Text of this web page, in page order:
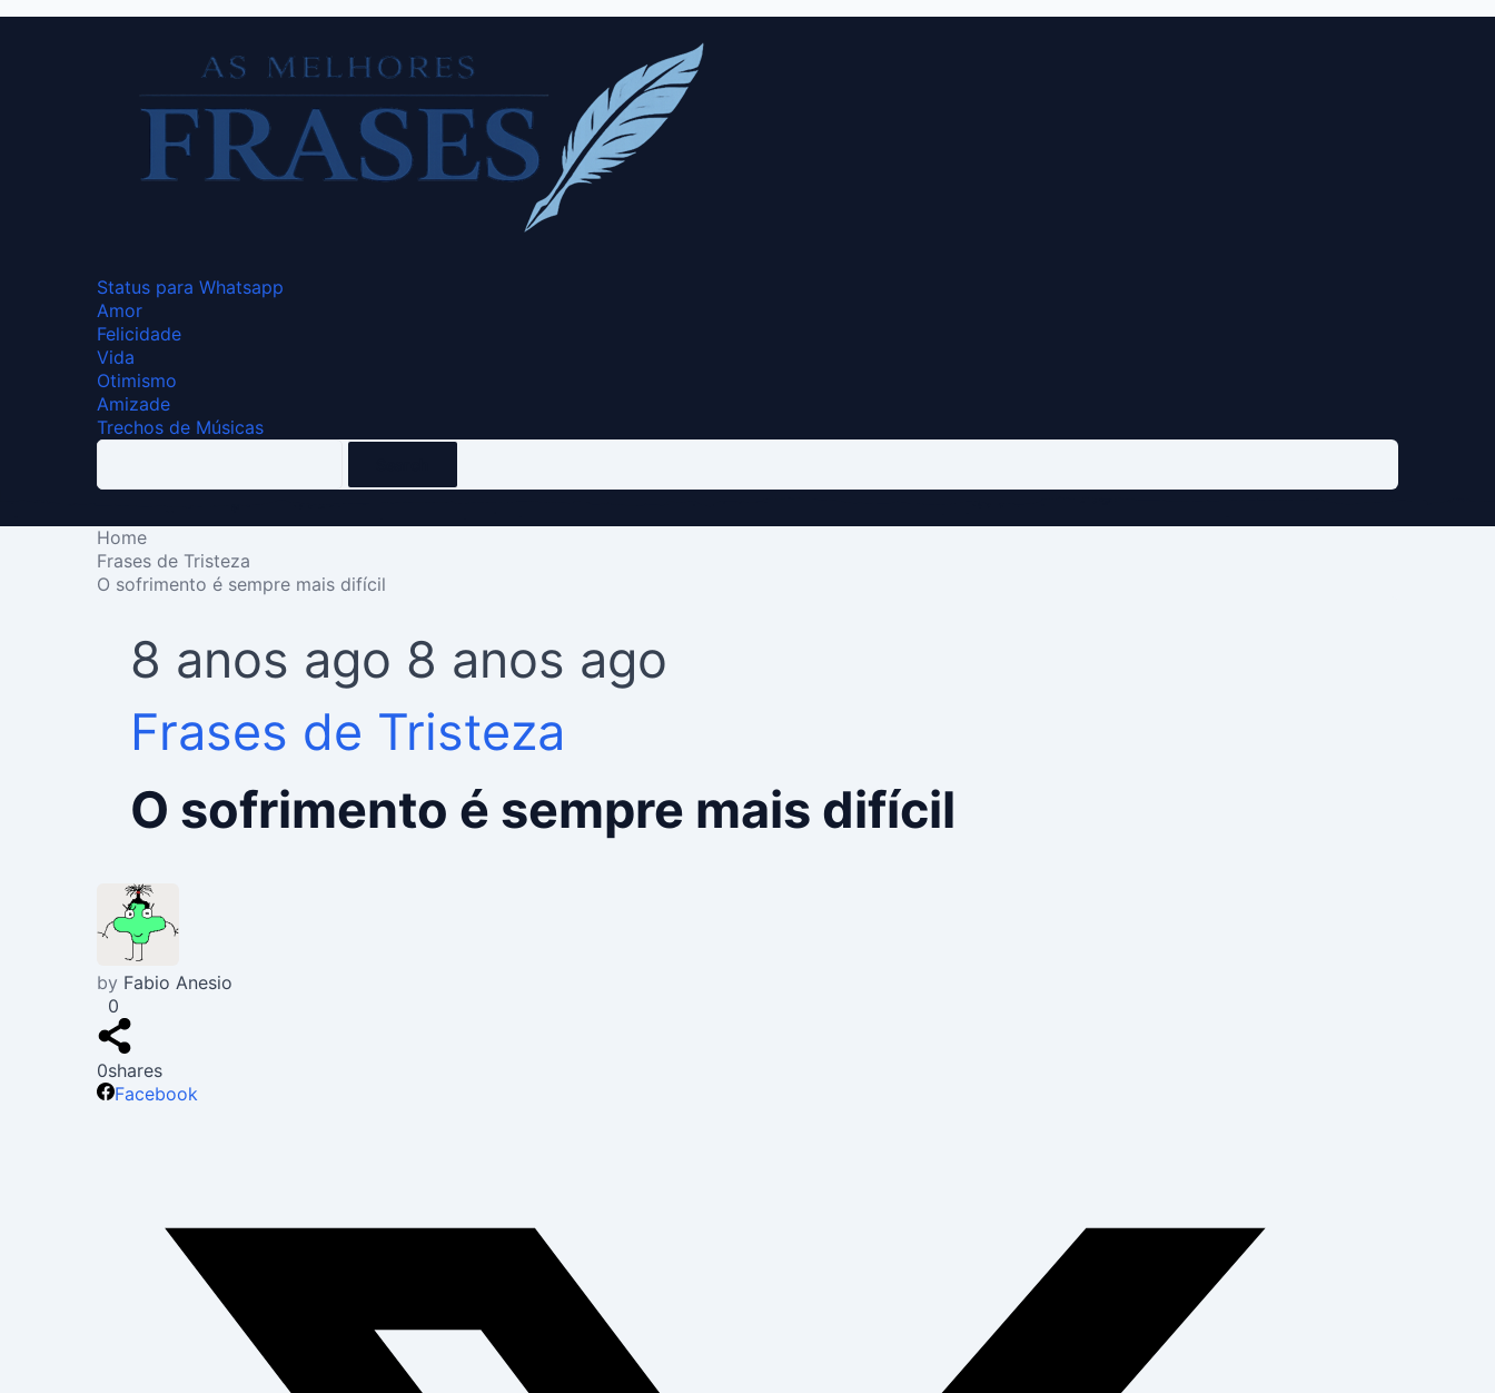
Status para Whatsapp
Amor
Felicidade
Vida
Otimismo
Amizade
Trechos de Músicas
Home
Frases de Tristeza
O sofrimento é sempre mais difícil
8 anos ago 8 anos ago
Frases de Tristeza
O sofrimento é sempre mais difícil
by Fabio Anesio
0
0shares
Facebook